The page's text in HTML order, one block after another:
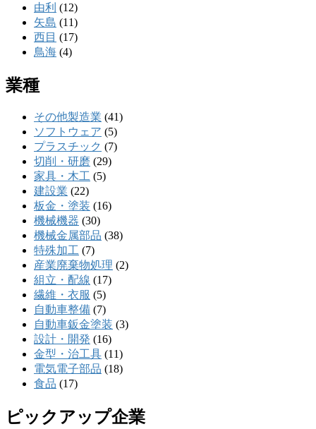
由利 (12)
矢島 (11)
西目 (17)
鳥海 (4)
業種
その他製造業 (41)
ソフトウェア (5)
プラスチック (7)
切削・研磨 (29)
家具・木工 (5)
建設業 (22)
板金・塗装 (16)
機械機器 (30)
機械金属部品 (38)
特殊加工 (7)
産業廃棄物処理 (2)
組立・配線 (17)
繊維・衣服 (5)
自動車整備 (7)
自動車鈑金塗装 (3)
設計・開発 (16)
金型・治工具 (11)
電気電子部品 (18)
食品 (17)
ピックアップ企業